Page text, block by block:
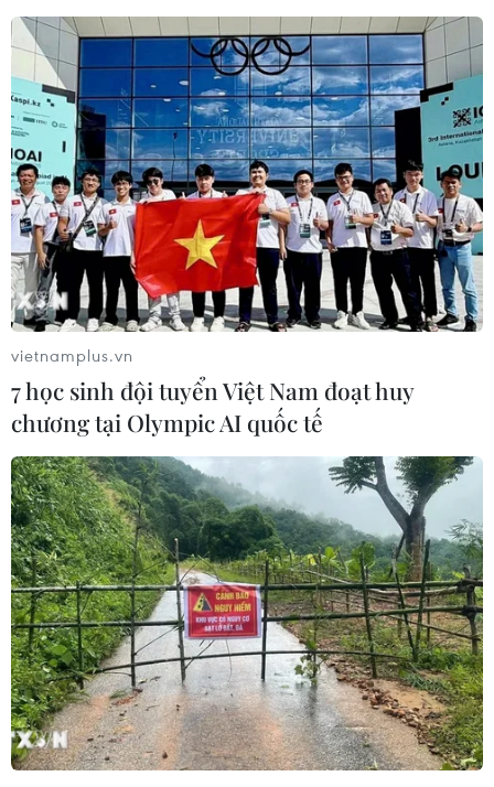
Hàn Quốc-Triều Tiên bàn về kế hoạch
biểu diễn tại Bình Nhưỡng
20/03/2018 02:38
Hàn Quốc và Triều Tiên sẽ tiến hành cuộc gặp cấp
chuyên viên trong ngày 20/3 để thảo luận về kế hoạch
biểu diễn của đoàn nghệ thuật Hàn Quốc tại Bình
Nhưỡng vào đầu tháng Tư tới.
vietnamplus.vn
7 học sinh đội tuyển Việt Nam đoạt huy
chương tại Olympic AI quốc tế